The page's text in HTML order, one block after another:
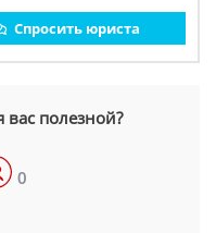
Спросить юриста
вас полезной?
0